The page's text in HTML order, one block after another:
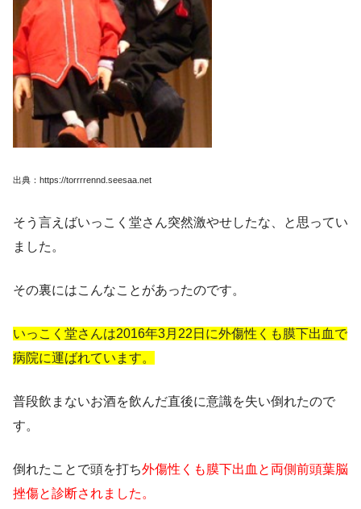
出典：https://torrrrennd.seesaa.net
そう言えばいっこく堂さん突然激やせしたな、と思ってい
ました。
その裏にはこんなことがあったのです。
いっこく堂さんは2016年3月22日に外傷性くも膜下出血で
病院に運ばれています。
普段飲まないお酒を飲んだ直後に意識を失い倒れたので
す。
倒れたことで頭を打ち外傷性くも膜下出血と両側前頭葉脳
挫傷と診断されました。